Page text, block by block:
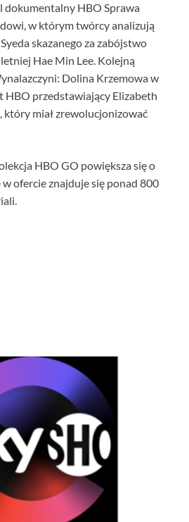
dokumentalny HBO Sprawa
w którym twórcy analizują
skazanego za zabójstwo
Hae Min Lee. Kolejną
Dolina Krzemowa w
przedstawiający Elizabeth
który miał zrewolucjonizować
HBO GO powiększa się o
ofercie znajduje się ponad 800